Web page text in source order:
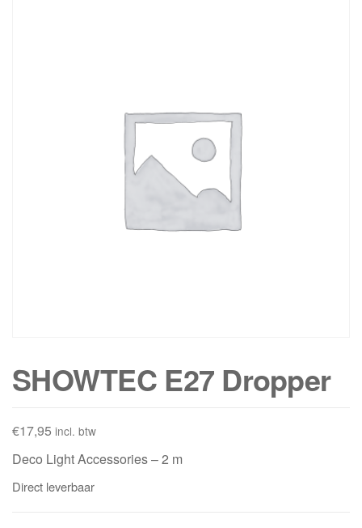
SHOWTEC E27 Dropper
€17,95 incl. btw
Deco Light Accessories – 2 m
Direct leverbaar